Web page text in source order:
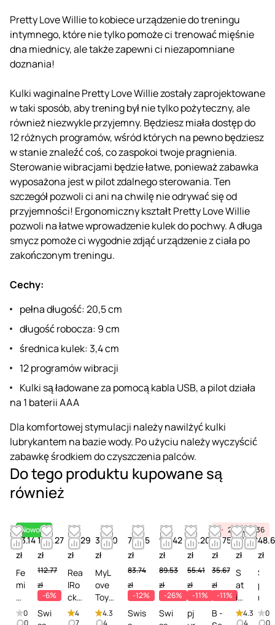
Pretty Love Willie to kobiece urządzenie do treningu
intymnego, które nie tylko pomoże ci trenować mięśnie
dna miednicy, ale także zapewni ci niezapomniane
doznania!
Kulki waginalne Pretty Love Willie zostały zaprojektowane
w taki sposób, aby trening był nie tylko pożyteczny, ale
również niezwykle przyjemny. Będziesz miała dostęp do
12 różnych programów, wśród których na pewno będziesz
w stanie znaleźć coś, co zaspokoi twoje pragnienia.
Sterowanie wibracjami będzie łatwe, ponieważ zabawka
wyposażona jest w pilot zdalnego sterowania. Ten
szczegół pozwoli ci ani na chwilę nie odrywać się od
przyjemności! Ergonomiczny kształt Pretty Love Willie
pozwoli na łatwe wprowadzenie kulek do pochwy. A długa
smycz pomoże ci wygodnie zdjąć urządzenie z ciała po
zakończonym treningu.
Cechy:
pełna długość: 20,5 cm
długość robocza: 9 cm
średnica kulek: 3,4 cm
12 programów wibracji
Kulki są ładowane za pomocą kabla USB, a pilot działa
na 1 baterii AAA
Dla komfortowej stymulacji należy nawilżyć kulki
lubrykantem na bazie wody. Po użyciu należy wyczyścić
zabawkę środkiem do czyszczenia palców.
Do tego produktu kupowane są
również
Nowość
53.14
zł
Fe
mi
nt
im
at
0
0
106.27
zł
112.77
zł
-6%
Swi
49.29
zł
Rea
lRo
ck
Rev
ive
4
7
32.20
zł
MyL
ove
Toy
Clea
ner
4.3
4
73.65
zł
83.74
zł
-12%
Swis
66.42
zł
89.53
zł
-26%
Swi
49.20
zł
55.41
zł
-11%
pj
24 21 36
31.75
zł
35.67
zł
-11%
B -
44.28
zł
S
at
isf
ye
r
4.3
4
zł
S
p
r
a
y
0
0